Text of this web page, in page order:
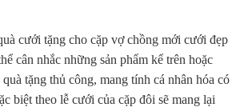
cưới tặng cho cặp vợ chồng mới cưới đẹp
cân nhắc những sản phẩm kể trên hoặc
tặng thủ công, mang tính cá nhân hóa có
biệt theo lễ cưới của cặp đôi sẽ mang lại